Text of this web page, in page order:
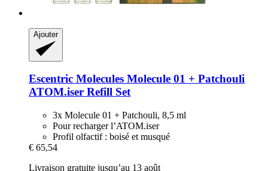
Ajouter
Escentric Molecules Molecule 01 + Patchouli
ATOM.iser Refill Set
3x Molecule 01 + Patchouli, 8,5 ml
Pour recharger l’ATOM.iser
Profil olfactif : boisé et musqué
€ 65,54
Livraison gratuite jusqu’au 13 août